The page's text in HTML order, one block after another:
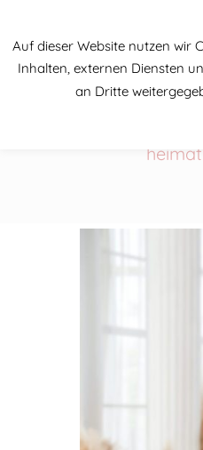
heimat
Auf dieser Website nutzen wir
Inhalten, externen Diensten
an Dritte